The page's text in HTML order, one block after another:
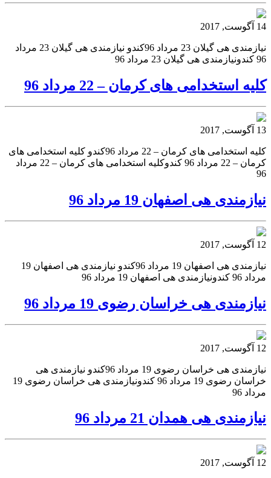
14 آگوست, 2017
نیازمندی هی گیلان 23 مرداد 96کندو نیازمندی هی گیلان 23 مرداد
96 کندونیازمندی هی گیلان 23 مرداد 96
کلیه استخدامی های کرمان – 22 مرداد 96
13 آگوست, 2017
کلیه استخدامی های کرمان – 22 مرداد 96کندو کلیه استخدامی های
کرمان – 22 مرداد 96 کندوکلیه استخدامی های کرمان – 22 مرداد
96
نیازمندی هی اصفهان 19 مرداد 96
12 آگوست, 2017
نیازمندی هی اصفهان 19 مرداد 96کندو نیازمندی هی اصفهان 19
مرداد 96 کندونیازمندی هی اصفهان 19 مرداد 96
نیازمندی هی خراسان رضوی 19 مرداد 96
12 آگوست, 2017
نیازمندی هی خراسان رضوی 19 مرداد 96کندو نیازمندی هی
خراسان رضوی 19 مرداد 96 کندونیازمندی هی خراسان رضوی 19
مرداد 96
نیازمندی هی همدان 21 مرداد 96
12 آگوست, 2017